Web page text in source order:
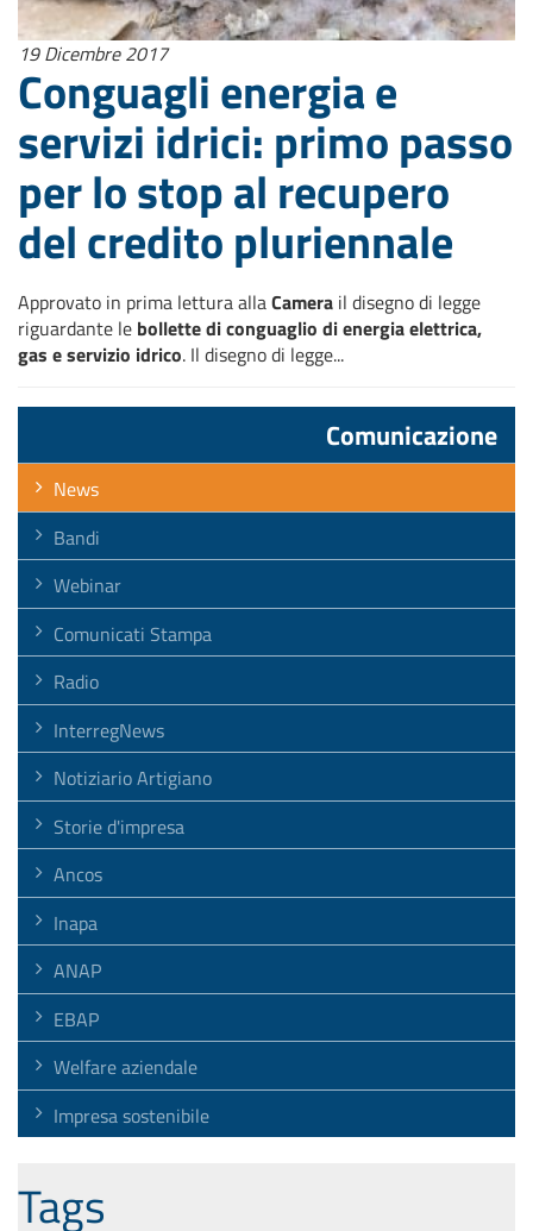
19 Dicembre 2017
Conguagli energia e
servizi idrici: primo passo
per lo stop al recupero
del credito pluriennale
Approvato in prima lettura allaCamera il disegno di legge
riguardante le bollette di conguaglio di energia elettrica,
gas e servizio idrico. Il disegno di legge...
Comunicazione
News
Bandi
Webinar
Comunicati Stampa
Radio
InterregNews
Notiziario Artigiano
Storie d'impresa
Ancos
Inapa
ANAP
EBAP
Welfare aziendale
Impresa sostenibile
Tags